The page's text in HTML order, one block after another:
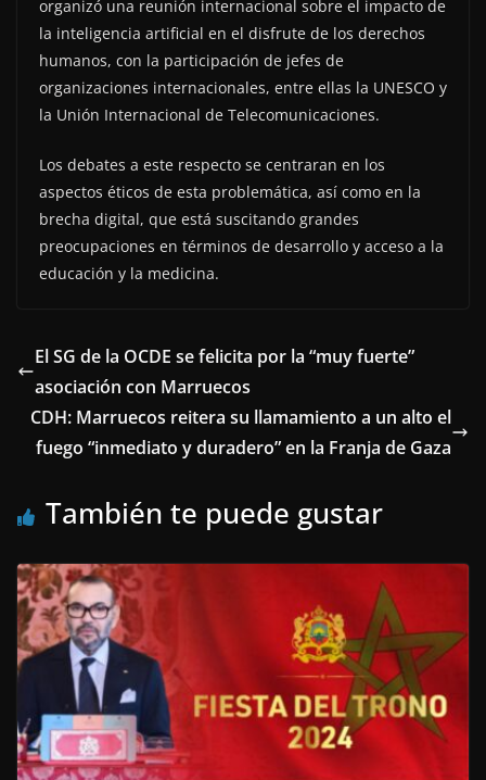
organizó una reunión internacional sobre el impacto de
la inteligencia artificial en el disfrute de los derechos
humanos, con la participación de jefes de
organizaciones internacionales, entre ellas la UNESCO y
la Unión Internacional de Telecomunicaciones.
Los debates a este respecto se centraran en los
aspectos éticos de esta problemática, así como en la
brecha digital, que está suscitando grandes
preocupaciones en términos de desarrollo y acceso a la
educación y la medicina.
El SG de la OCDE se felicita por la “muy fuerte”
asociación con Marruecos
CDH: Marruecos reitera su llamamiento a un alto el
fuego “inmediato y duradero” en la Franja de Gaza
También te puede gustar